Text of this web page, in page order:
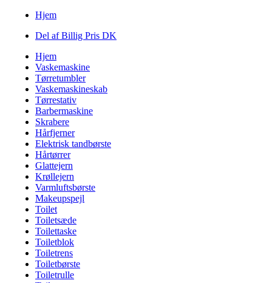
Hjem
Del af Billig Pris DK
Hjem
Vaskemaskine
Tørretumbler
Vaskemaskineskab
Tørrestativ
Barbermaskine
Skrabere
Hårfjerner
Elektrisk tandbørste
Hårtørrer
Glattejern
Krøllejern
Varmluftsbørste
Makeupspejl
Toilet
Toiletsæde
Toilettaske
Toiletblok
Toiletrens
Toiletbørste
Toiletrulle